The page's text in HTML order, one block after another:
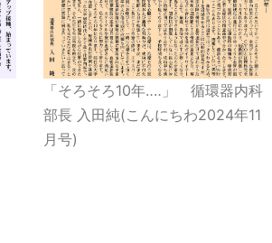
「そろそろ10年‥‥」 循環器内科
部長 入田純(こんにちわ2024年11
月号)